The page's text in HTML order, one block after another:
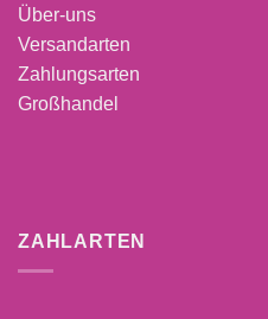
Über-uns
Versandarten
Zahlungsarten
Großhandel
ZAHLARTEN